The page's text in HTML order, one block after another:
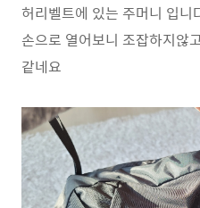
허리벨트에 있는 주머니 입
손으로 열어보니 조잡하지않
같네요